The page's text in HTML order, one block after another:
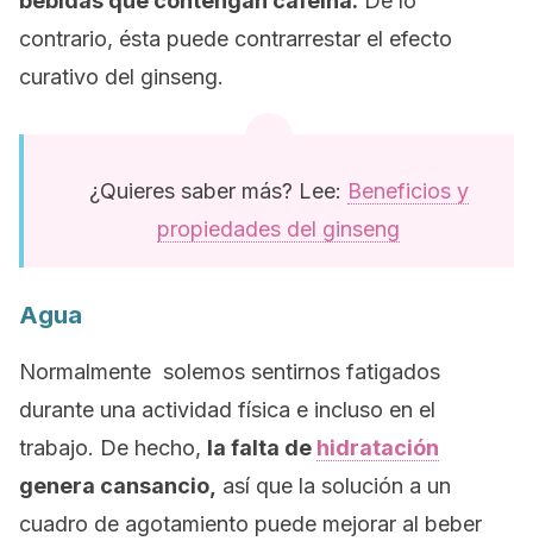
contrario, ésta puede contrarrestar el efecto
curativo del ginseng.
¿Quieres saber más? Lee: Beneficios y
propiedades del ginseng
Agua
Normalmente solemos sentirnos fatigados
durante una actividad física e incluso en el
trabajo. De hecho, la falta de hidratación
genera cansancio, así que la solución a un
cuadro de agotamiento puede mejorar al beber